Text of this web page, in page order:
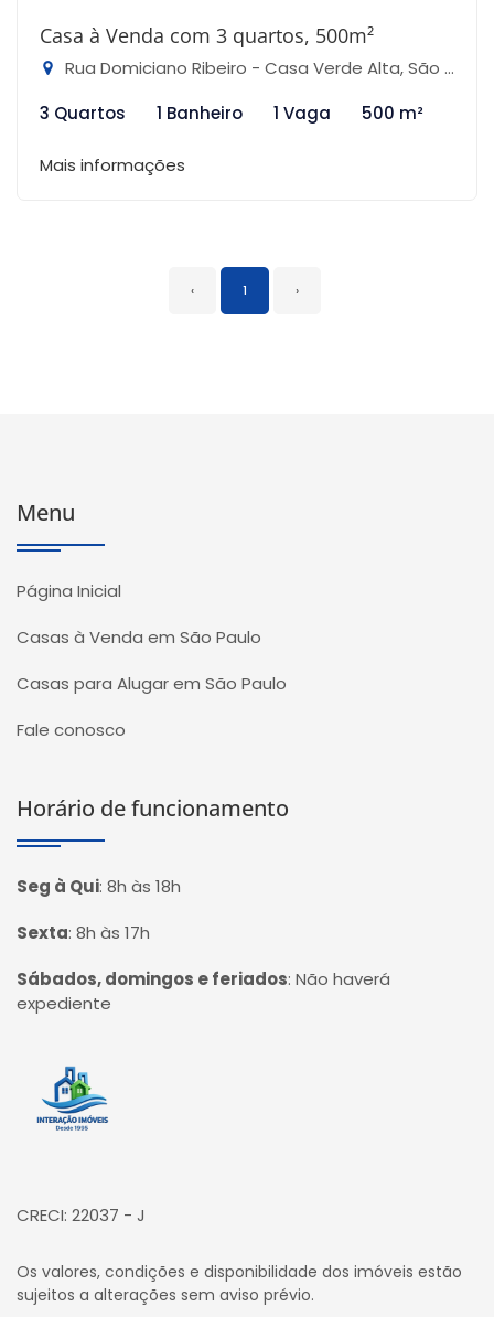
Casa à Venda com 3 quartos, 500m²
Rua Domiciano Ribeiro - Casa Verde Alta, São Paulo-SP
3 Quartos
1 Banheiro 1 Vaga 500 m²
Mais informações
‹ 1 ›
Menu
Página Inicial
Casas à Venda em São Paulo
Casas para Alugar em São Paulo
Fale conosco
Horário de funcionamento
Seg à Qui: 8h às 18h
Sexta: 8h às 17h
Sábados, domingos e feriados: Não haverá
expediente
Página inicial
CRECI: 22037 - J
Os valores, condições e disponibilidade dos imóveis estão
sujeitos a alterações sem aviso prévio.